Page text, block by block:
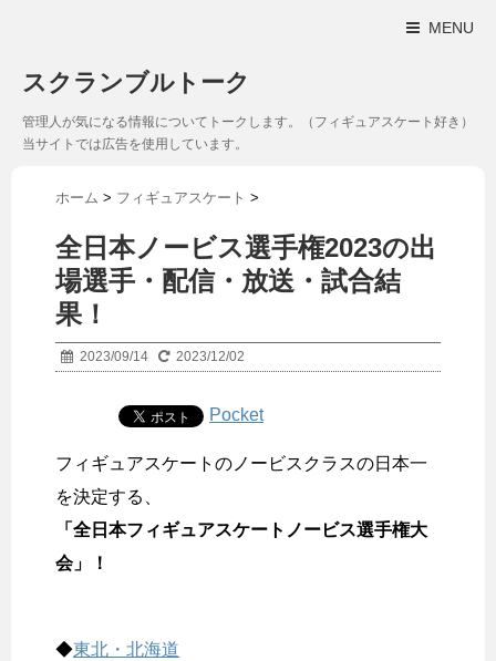
MENU
スクランブルトーク
管理人が気になる情報についてトークします。（フィギュアスケート好き）
当サイトでは広告を使用しています。
ホーム > フィギュアスケート >
全日本ノービス選手権2023の出
場選手・配信・放送・試合結
果！
2023/09/14 2023/12/02
Pocket
フィギュアスケートのノービスクラスの日本一
を決定する、
「全日本フィギュアスケートノービス選手権大
会」！
◆東北・北海道